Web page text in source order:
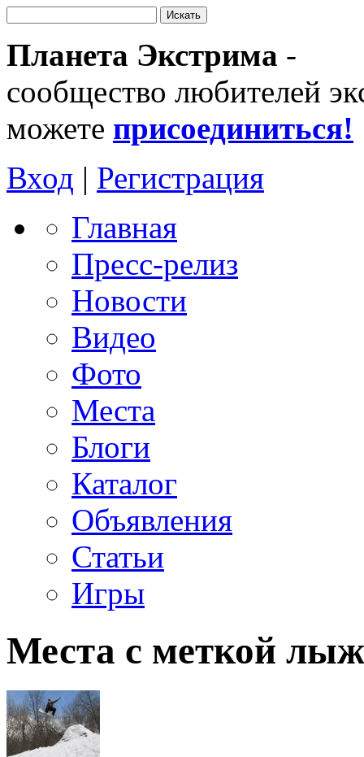
Планета Экстрима -
сообщество любителей
можете присоединиться!
Вход | Регистрация
Главная
Пресс-релиз
Новости
Видео
Фото
Места
Блоги
Каталог
Объявления
Статьи
Игры
Места с меткой